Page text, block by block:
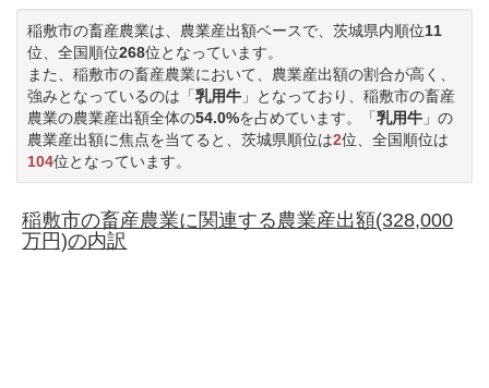
稲敷市の畜産農業は、農業産出額ベースで、茨城県内順位11
位、全国順位268位となっています。
また、稲敷市の畜産農業において、農業産出額の割合が高く、
強みとなっているのは「乳用牛 」となっており、稲敷市の畜産
農業の農業産出額全体の54.0%を占めています。「乳用牛 」の
農業産出額に焦点を当てると、茨城県順位は2位、全国順位は
104位となっています。
稲敷市の畜産農業に関連する農業産出額(328,000
万円)の内訳